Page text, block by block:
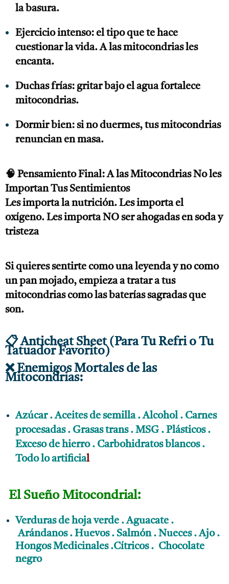
la basura.
Ejercicio intenso: el tipo que te hace
cuestionar la vida. A las mitocondrias les
encanta.
Duchas frías: gritar bajo el agua fortalece
mitocondrias.
Dormir bien: si no duermes, tus mitocondrias
renuncian en masa.
🧠 Pensamiento Final: A las Mitocondrias No les
Importan Tus Sentimientos
Les importa la nutrición. Les importa el
oxígeno. Les importa NO ser ahogadas en soda y
tristeza
Si quieres sentirte como una leyenda y no como
un pan mojado, empieza a tratar a tus
mitocondrias como las baterías sagradas que
son.
📋 Anticheat Sheet (Para Tu Refri o Tu
Tatuador Favorito)
❌ Enemigos Mortales de las
Mitocondrias:
Azúcar . Aceites de semilla . Alcohol . Carnes
procesadas . Grasas trans . MSG . Plásticos .
Exceso de hierro . Carbohidratos blancos .
Todo lo artificial
El Sueño Mitocondrial:
Verduras de hoja verde . Aguacate .
Arándanos . Huevos . Salmón . Nueces . Ajo .
Hongos Medicinales .Cítricos . Chocolate
negro